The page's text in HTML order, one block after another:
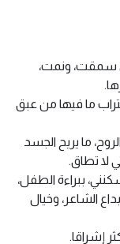
سمقت، ونمت،
ما فيها من عبق
ما يريح الجسد
لا تطاق.
ببراءة الطفل،
الشاعر، وخيال
إشراقا.